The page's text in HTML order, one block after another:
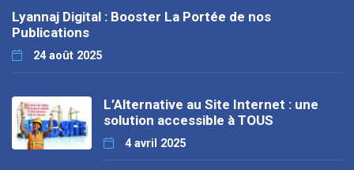
Lyannaj Digital : Booster La Portée de nos
Publications
24 août 2025
L’Alternative au Site Internet : une
solution accessible à TOUS
4 avril 2025